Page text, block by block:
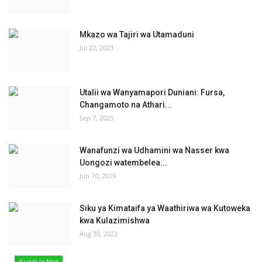
Mkazo wa Tajiri wa Utamaduni
Jul 22, 2023
Utalii wa Wanyamapori Duniani: Fursa,
Changamoto na Athari...
Sep 7, 2025
Wanafunzi wa Udhamini wa Nasser kwa
Uongozi watembelea...
Jun 10, 2019
Siku ya Kimataifa ya Waathiriwa wa Kutoweka
kwa Kulazimishwa
Aug 30, 2022